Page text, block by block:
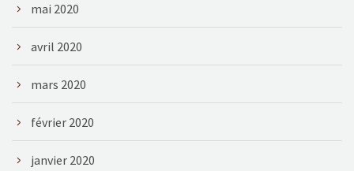
mai 2020
avril 2020
mars 2020
février 2020
janvier 2020